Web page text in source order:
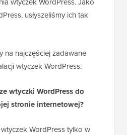
usłyszeliśmy ich tak
na najczęściej zadawane
wtyczek WordPress.
wtyczki WordPress do
stronie internetowej?
WordPress tylko w